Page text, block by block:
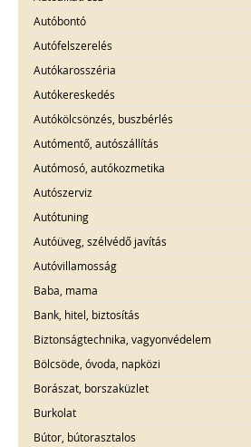
Autóbontó
Autófelszerelés
Autókarosszéria
Autókereskedés
Autókölcsönzés, buszbérlés
Autómentő, autószállítás
Autómosó, autókozmetika
Autószerviz
Autótuning
Autóüveg, szélvédő javítás
Autóvillamosság
Baba, mama
Bank, hitel, biztosítás
Biztonságtechnika, vagyonvédelem
Bölcsöde, óvoda, napközi
Borászat, borszaküzlet
Burkolat
Bútor, bútorasztalos